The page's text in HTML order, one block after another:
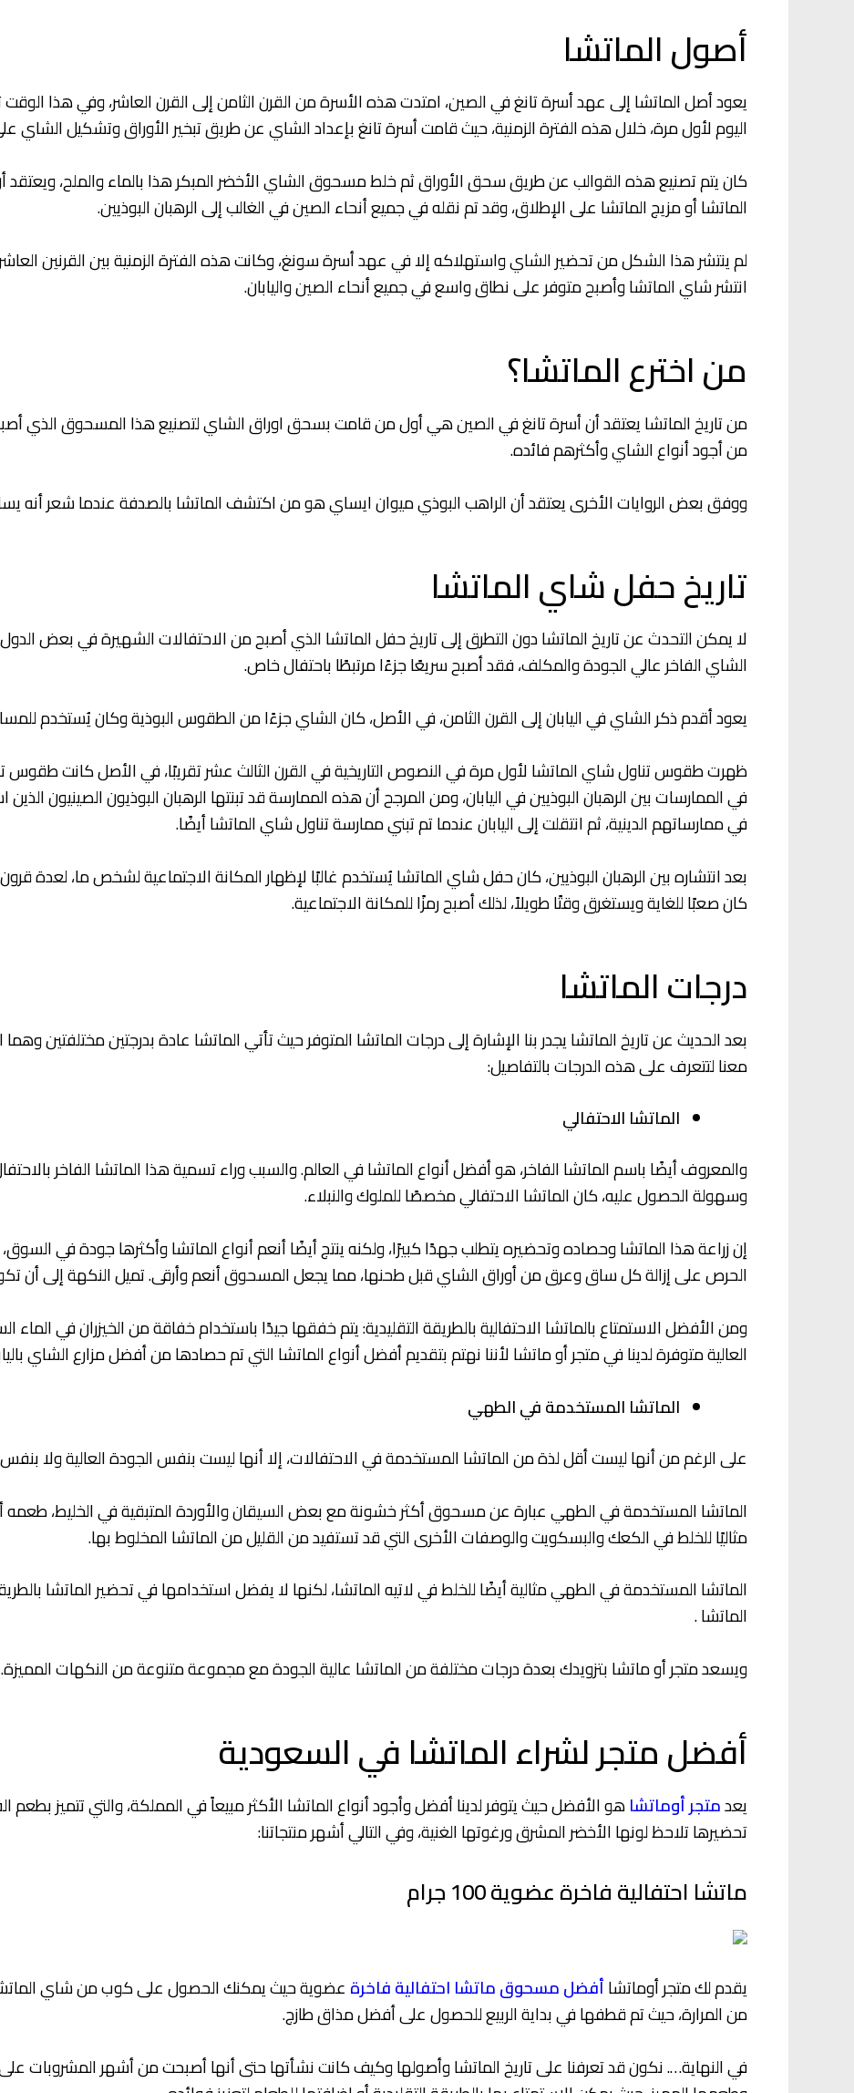
أصول الماتشا
يعود أصل الماتشا إلى عهد أسرة تانغ في الصين، امتدت هذه الأسرة من القرن الثامن إلى القرن العاشر، وفي هذا
اليوم لأول مرة، خلال هذه الفترة الزمنية، حيث قامت أسرة تانغ بإعداد الشاي عن طريق تبخير الأوراق وتشكيل
كان يتم تصنيع هذه القوالب عن طريق سحق الأوراق ثم خلط مسحوق الشاي الأخضر المبكر هذا بالماء والملح،
الماتشا أو مزيج الماتشا على الإطلاق، وقد تم نقله في جميع أنحاء الصين في الغالب إلى الرهبان البوذيين.
لم ينتشر هذا الشكل من تحضير الشاي واستهلاكه إلا في عهد أسرة سونغ، وكانت هذه الفترة الزمنية بين القرنين
انتشر شاي الماتشا وأصبح متوفر على نطاق واسع في جميع أنحاء الصين واليابان.
من اخترع الماتشا؟
من تاريخ الماتشا يعتقد أن أسرة تانغ في الصين هي أول من قامت بسحق اوراق الشاي لتصنيع هذا المسحوق الذي أصبح
من أجود أنواع الشاي وأكثرهم فائده.
ووفق بعض الروايات الأخرى يعتقد أن الراهب البوذي ميوان ايساي هو من اكتشف الماتشا بالصدفة عندما شعر أنه
تاريخ حفل شاي الماتشا
لا يمكن التحدث عن تاريخ الماتشا دون التطرق إلى تاريخ حفل الماتشا الذي أصبح من الاحتفالات الشهيرة في بعض
الشاي الفاخر عالي الجودة والمكلف، فقد أصبح سريعًا جزءًا مرتبطًا باحتفال خاص.
يعود أقدم ذكر الشاي في اليابان إلى القرن الثامن، في الأصل، كان الشاي جزءًا من الطقوس البوذية وكان يُستخدم
ظهرت طقوس تناول شاي الماتشا لأول مرة في النصوص التاريخية في القرن الثالث عشر تقريبًا، في الأصل كانت
في الممارسات بين الرهبان البوذيين في اليابان، ومن المرجح أن هذه الممارسة قد تبنتها الرهبان البوذيون الصينيون
في ممارساتهم الدينية، ثم انتقلت إلى اليابان عندما تم تبني ممارسة تناول شاي الماتشا أيضًا.
بعد انتشاره بين الرهبان البوذيين، كان حفل شاي الماتشا يُستخدم غالبًا لإظهار المكانة الاجتماعية لشخص ما، لعدة
كان صعبًا للغاية ويستغرق وقتًا طويلاً، لذلك أصبح رمزًا للمكانة الاجتماعية.
درجات الماتشا
بعد الحديث عن تاريخ الماتشا يجدر بنا الإشارة إلى درجات الماتشا المتوفر حيث تأتي الماتشا عادة بدرجتين مختلفتين وهما
معنا لتتعرف على هذه الدرجات بالتفاصيل:
الماتشا الاحتفالي
والمعروف أيضًا باسم الماتشا الفاخر، هو أفضل أنواع الماتشا في العالم. والسبب وراء تسمية هذا الماتشا الفاخر
وسهولة الحصول عليه، كان الماتشا الاحتفالي مخصصًا للملوك والنبلاء.
إن زراعة هذا الماتشا وحصاده وتحضيره يتطلب جهدًا كبيرًا، ولكنه ينتج أيضًا أنعم أنواع الماتشا وأكثرها جودة في السوق،
الحرص على إزالة كل ساق وعرق من أوراق الشاي قبل طحنها، مما يجعل المسحوق أنعم وأرقى. تميل النكهة إلى أن
ومن الأفضل الاستمتاع بالماتشا الاحتفالية بالطريقة التقليدية: يتم خفقها جيدًا باستخدام خفاقة من الخيزران في
العالية متوفرة لدينا في متجر أو ماتشا لأننا نهتم بتقديم أفضل أنواع الماتشا التي تم حصادها من أفضل مزارع الشاي
الماتشا المستخدمة في الطهي
على الرغم من أنها ليست أقل لذة من الماتشا المستخدمة في الاحتفالات، إلا أنها ليست بنفس الجودة العالية ولا بنفس
الماتشا المستخدمة في الطهي عبارة عن مسحوق أكثر خشونة مع بعض السيقان والأوردة المتبقية في الخليط، طعمه
مثاليًا للخلط في الكعك والبسكويت والوصفات الأخرى التي قد تستفيد من القليل من الماتشا المخلوط بها.
الماتشا المستخدمة في الطهي مثالية أيضًا للخلط في لاتيه الماتشا، لكنها لا يفضل استخدامها في تحضير الماتشا
الماتشا .
ويسعد متجر أو ماتشا بتزويدك بعدة درجات مختلفة من الماتشا عالية الجودة مع مجموعة متنوعة من النكهات المميزة.
أفضل متجر لشراء الماتشا في السعودية
يعدمتجر أوماتشاهو الأفضل حيث يتوفر لدينا أفضل وأجود أنواع الماتشا الأكثر مبيعاً في المملكة، والتي تتميز
تحضيرها تلاحظ لونها الأخضر المشرق ورغوتها الغنية، وفي التالي أشهر منتجاتنا:
ماتشا احتفالية فاخرة عضوية 100 جرام
يقدم لك متجر أوماتشاأفضل مسحوق ماتشا احتفالية فاخرة عضوية حيث يمكنك الحصول على كوب من شاي الماتشا
من المرارة، حيث تم قطفها في بداية الربيع للحصول على أفضل مذاق طازج.
في النهاية…. نكون قد تعرفنا على تاريخ الماتشا وأصولها وكيف كانت نشأتها حتى أنها أصبحت من أشهر المشروبات